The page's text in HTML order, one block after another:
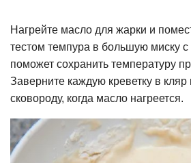
Нагрейте масло для жарки и
тестом темпура в большую миску с
поможет сохранить температуру
Заверните каждую креветку в
сковороду, когда масло нагреется.